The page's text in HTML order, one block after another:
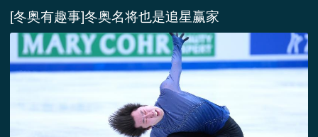
[冬奥有趣事]冬奥名将也是追星赢家